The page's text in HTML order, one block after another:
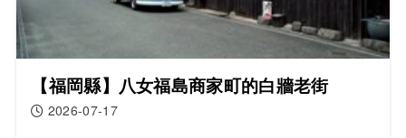
【福岡縣】八女福島商家町的白牆老街
2026-07-17